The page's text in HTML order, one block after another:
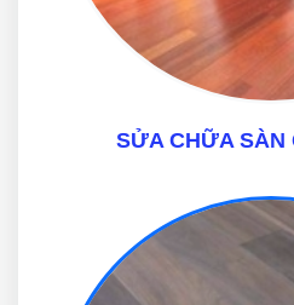
SỬA CHỮA SÀN